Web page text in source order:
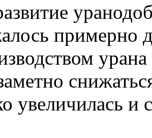
примерно
увеличилась и